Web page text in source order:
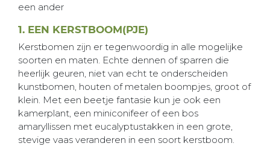
een ander
1. EEN KERSTBOOM(PJE)
Kerstbomen zijn er tegenwoordig in alle mogelijke
soorten en maten. Echte dennen of sparren die
heerlijk geuren, niet van echt te onderscheiden
kunstbomen, houten of metalen boompjes, groot of
klein. Met een beetje fantasie kun je ook een
kamerplant, een miniconifeer of een bos
amaryllissen met eucalyptustakken in een grote,
stevige vaas veranderen in een soort kerstboom.